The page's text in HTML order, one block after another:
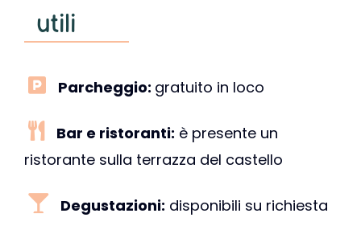
utili
Parcheggio: gratuito in loco
Bar e ristoranti: è presente un
ristorante sulla terrazza del castello
Degustazioni: disponibili su richiesta